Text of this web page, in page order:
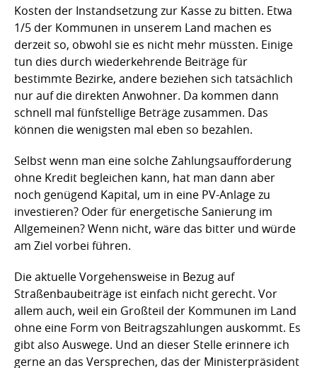
Kosten der Instandsetzung zur Kasse zu bitten. Etwa
1/5 der Kommunen in unserem Land machen es
derzeit so, obwohl sie es nicht mehr müssten. Einige
tun dies durch wiederkehrende Beiträge für
bestimmte Bezirke, andere beziehen sich tatsächlich
nur auf die direkten Anwohner. Da kommen dann
schnell mal fünfstellige Beträge zusammen. Das
können die wenigsten mal eben so bezahlen.
Selbst wenn man eine solche Zahlungsaufforderung
ohne Kredit begleichen kann, hat man dann aber
noch genügend Kapital, um in eine PV-Anlage zu
investieren? Oder für energetische Sanierung im
Allgemeinen? Wenn nicht, wäre das bitter und würde
am Ziel vorbei führen.
Die aktuelle Vorgehensweise in Bezug auf
Straßenbaubeiträge ist einfach nicht gerecht. Vor
allem auch, weil ein Großteil der Kommunen im Land
ohne eine Form von Beitragszahlungen auskommt. Es
gibt also Auswege. Und an dieser Stelle erinnere ich
gerne an das Versprechen, das der Ministerpräsident